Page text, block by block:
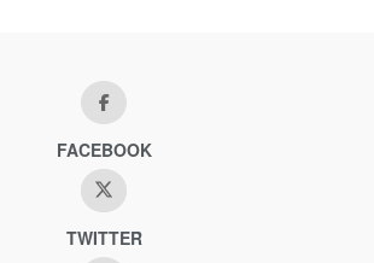
FACEBOOK
TWITTER